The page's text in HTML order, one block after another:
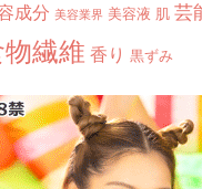
成分 美容業界 美容液 肌 芸
繊維 香り 黒ずみ